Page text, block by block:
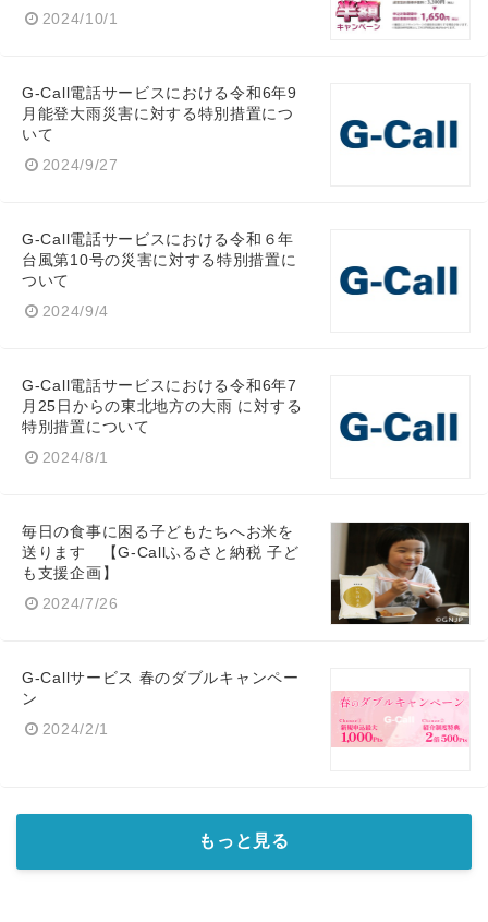
2024/10/1
G-Call電話サービスにおける令和6年9
月能登大雨災害に対する特別措置につ
いて
2024/9/27
G-Call電話サービスにおける令和６年
台風第10号の災害に対する特別措置に
ついて
2024/9/4
G-Call電話サービスにおける令和6年7
月25日からの東北地方の大雨 に対する
特別措置について
2024/8/1
毎日の食事に困る子どもたちへお米を
送ります 【G-Callふるさと納税 子ど
も支援企画】
2024/7/26
G-Callサービス 春のダブルキャンペー
ン
2024/2/1
もっと見る